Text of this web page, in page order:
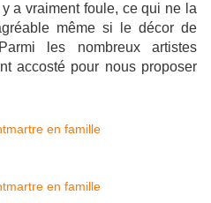
a vraiment foule, ce qui ne la
même si le décor de
les nombreux artistes
accosté pour nous proposer